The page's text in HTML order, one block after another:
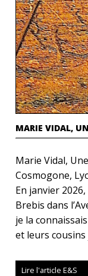
MARIE VIDAL,
Marie Vidal,
Cosmogone,
En janvier
Brebis dans
je la
et leurs
Lire l'article E&S